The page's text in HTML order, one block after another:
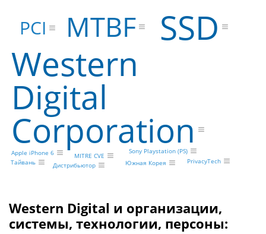
Western
Digital
Corporation
SSD
MTBF
PCI
Apple iPhone 6 MITRE CVE
Sony Playstation (PS)
Тайвань
Южная Корея
Дистрибьютор
PrivacyTech
Western Digital и организации,
системы, технологии, персоны: